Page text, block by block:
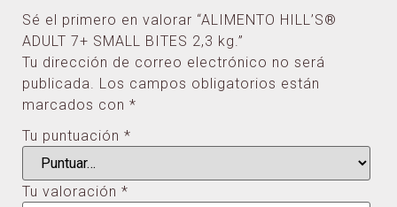
Sé el primero en valorar “ALIMENTO HILL’S®
ADULT 7+ SMALL BITES 2,3 kg.”
Tu dirección de correo electrónico no será
publicada. Los campos obligatorios están
marcados con *
Tu puntuación *
Tu valoración *